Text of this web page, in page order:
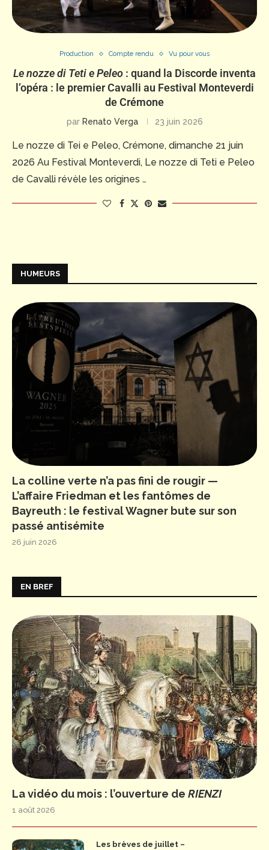
Production Compte rendu Vu pour vous
Le nozze di Teti e Peleo : quand la Discorde inventa
l’opéra : le premier Cavalli au Festival Monteverdi
de Crémone
par Renato Verga 23 juin 2026
Le nozze di Tei e Peleo, Crémone, dimanche 21 juin
2026 Au Festival Monteverdi, Le nozze di Teti e Peleo
de Cavalli révèle les origines …
HUMEURS
La colline verte n’a pas fini de rougir —
L’affaire Friedman et les fantômes de
Bayreuth : le festival Wagner bute sur son
passé antisémite
26 juin 2026
EN BREF
La vidéo du mois : l’ouverture de RIENZI
1 août 2026
Les brèves de juillet –